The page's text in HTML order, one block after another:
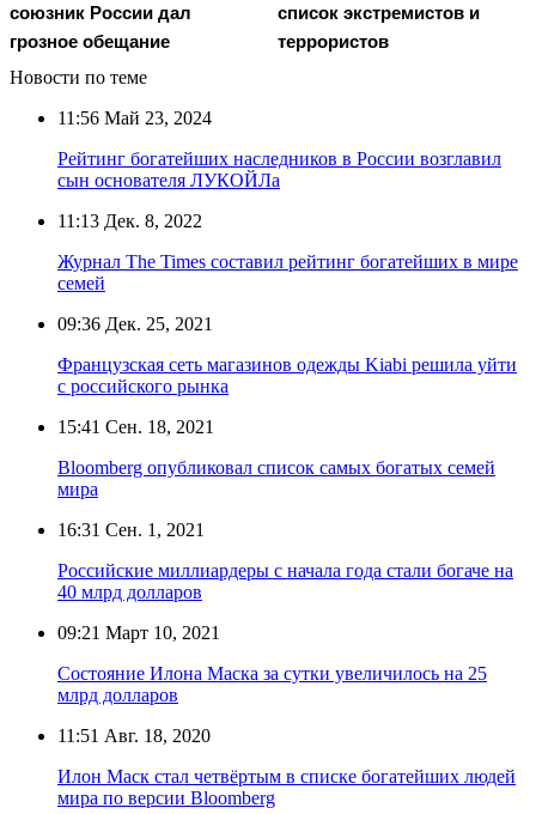
союзник России дал
грозное обещание
список экстремистов и
террористов
Новости по теме
11:56 Май 23, 2024
Рейтинг богатейших наследников в России возглавил
сын основателя ЛУКОЙЛа
11:13 Дек. 8, 2022
Журнал The Times составил рейтинг богатейших в мире
семей
09:36 Дек. 25, 2021
Французская сеть магазинов одежды Kiabi решила уйти
с российского рынка
15:41 Сен. 18, 2021
Bloomberg опубликовал список самых богатых семей
мира
16:31 Сен. 1, 2021
Российские миллиардеры с начала года стали богаче на
40 млрд долларов
09:21 Март 10, 2021
Состояние Илона Маска за сутки увеличилось на 25
млрд долларов
11:51 Авг. 18, 2020
Илон Маск стал четвёртым в списке богатейших людей
мира по версии Bloomberg